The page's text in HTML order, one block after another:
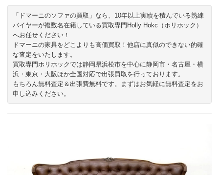
「ドマーニのソファの買取」なら、10年以上実績を積んでいる熟練
バイヤーが複数名在籍している買取専門Holly Hokc（ホリホック）
へお任せください！
ドマーニの家具をどこよりも高価買取！他店に真似のできない的確
な査定をいたします。
買取専門ホリホックでは静岡県浜松市を中心に静岡市・名古屋・横
浜・東京・大阪ほか全国対応で出張買取を行っております。
もちろん無料査定＆出張費無料です。まずはお気軽に無料査定をお
申し込みください。